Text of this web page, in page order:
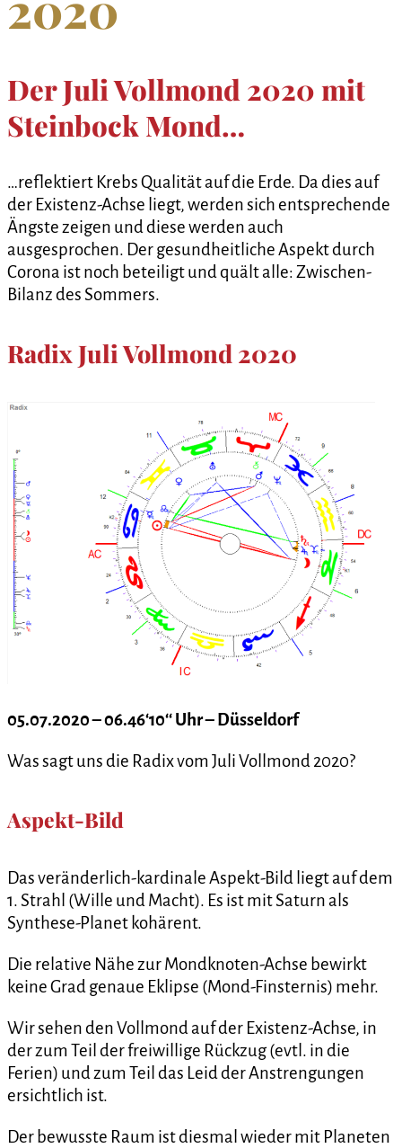
Der Juli Vollmond 2020 mit
Steinbock Mond…
…reflektiert Krebs Qualität auf die Erde. Da dies auf
der Existenz-Achse liegt, werden sich entsprechende
Ängste zeigen und diese werden auch
ausgesprochen. Der gesundheitliche Aspekt durch
Corona ist noch beteiligt und quält alle: Zwischen-
Bilanz des Sommers.
Radix Juli Vollmond 2020
05.07.2020 – 06.46‘10‘‘ Uhr – Düsseldorf
Was sagt uns die Radix vom Juli Vollmond 2020?
Aspekt-Bild
Das veränderlich-kardinale Aspekt-Bild liegt auf dem
1. Strahl (Wille und Macht). Es ist mit Saturn als
Synthese-Planet kohärent.
Die relative Nähe zur Mondknoten-Achse bewirkt
keine Grad genaue Eklipse (Mond-Finsternis) mehr.
Wir sehen den Vollmond auf der Existenz-Achse, in
der zum Teil der freiwillige Rückzug (evtl. in die
Ferien) und zum Teil das Leid der Anstrengungen
ersichtlich ist.
Der bewusste Raum ist diesmal wieder mit Planeten